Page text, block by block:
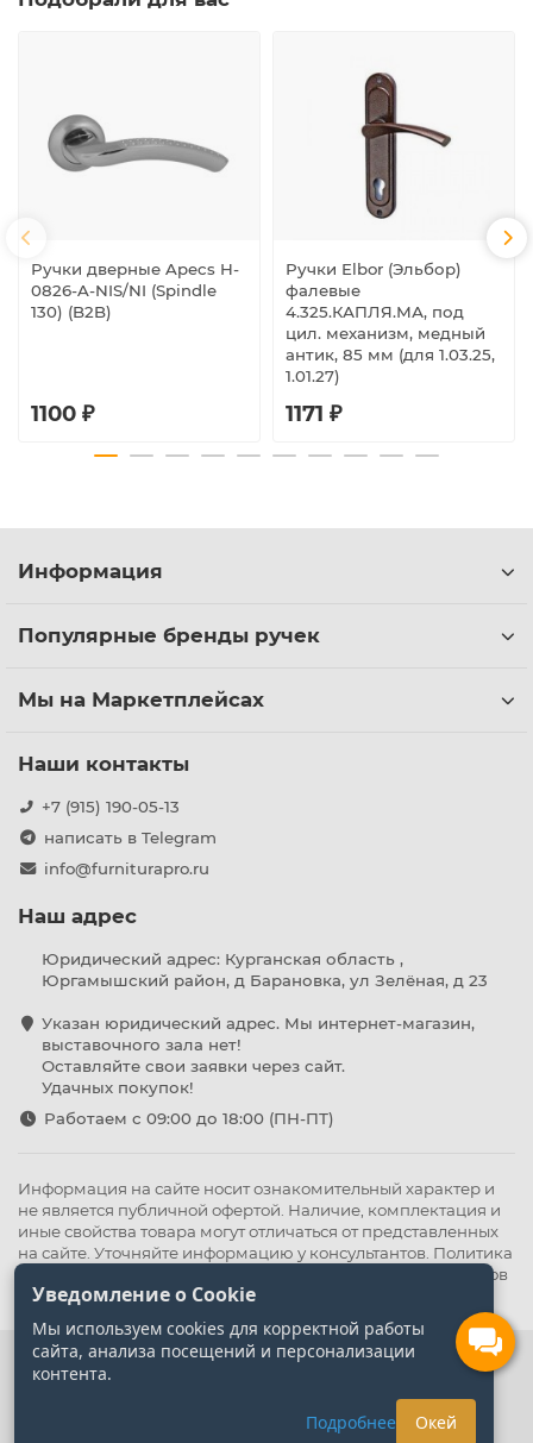
Ручки дверные Apecs H-
0826-A-NIS/NI (Spindle
130) (B2B)
1100 ₽
Ручки Elbor (Эльбор)
фалевые
4.325.КАПЛЯ.МА, под
цил. механизм, медный
антик, 85 мм (для 1.03.25,
1.01.27)
1171 ₽
Информация
Популярные бренды ручек
Мы на Маркетплейсах
Наши контакты
+7 (915) 190-05-13
написать в Telegram
info@furniturapro.ru
Наш адрес
Юридический адрес: Курганская область ,
Юргамышский район, д Барановка, ул Зелёная, д 23
Указан юридический адрес. Мы интернет-магазин,
выставочного зала нет!
Оставляйте свои заявки через сайт.
Удачных покупок!
Работаем с 09:00 до 18:00 (ПН-ПТ)
Информация на сайте носит ознакомительный характер и
не является публичной офертой. Наличие, комплектация и
иные свойства товара могут отличаться от представленных
на сайте. Уточняйте информацию у консультантов. Политика
Политика обработки файлов
cookie
Уведомление о Cookie
Мы используем cookies для корректной работы
сайта, анализа посещений и персонализации
контента.
Подробнее Окей